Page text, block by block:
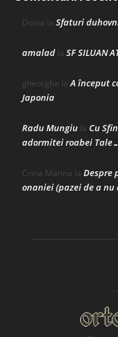
Doina la Sfaturi
amalad la SF SILUAN
gheorghe laA început
Japonia
Radu Mungiu la Cu
adormitei roabei Tale…
Crina Marina la Despre
onaniei (pazei de a nu